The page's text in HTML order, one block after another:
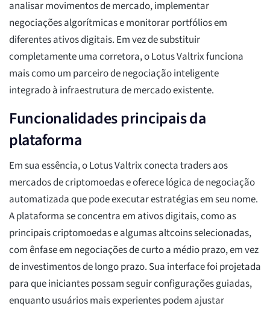
analisar movimentos de mercado, implementar
negociações algorítmicas e monitorar portfólios em
diferentes ativos digitais. Em vez de substituir
completamente uma corretora, o Lotus Valtrix funciona
mais como um parceiro de negociação inteligente
integrado à infraestrutura de mercado existente.
Funcionalidades principais da
plataforma
Em sua essência, o Lotus Valtrix conecta traders aos
mercados de criptomoedas e oferece lógica de negociação
automatizada que pode executar estratégias em seu nome.
A plataforma se concentra em ativos digitais, como as
principais criptomoedas e algumas altcoins selecionadas,
com ênfase em negociações de curto a médio prazo, em vez
de investimentos de longo prazo. Sua interface foi projetada
para que iniciantes possam seguir configurações guiadas,
enquanto usuários mais experientes podem ajustar